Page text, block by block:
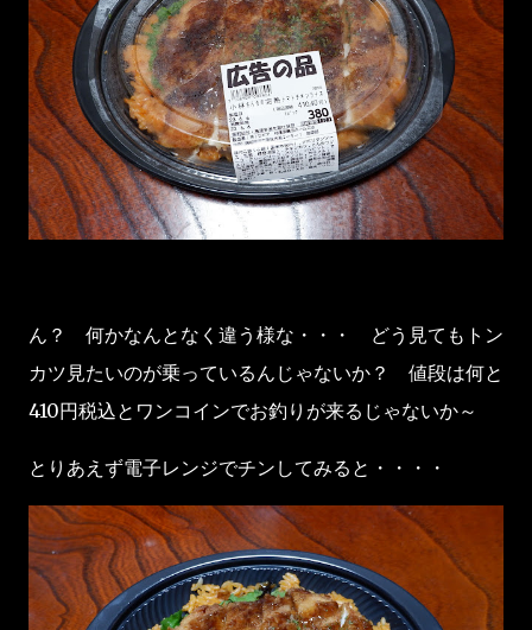
ん？ 何かなんとなく違う様な・・・ どう見てもトン
カツ見たいのが乗っているんじゃないか？ 値段は何と
410円税込とワンコインでお釣りが来るじゃないか～
とりあえず電子レンジでチンしてみると・・・・